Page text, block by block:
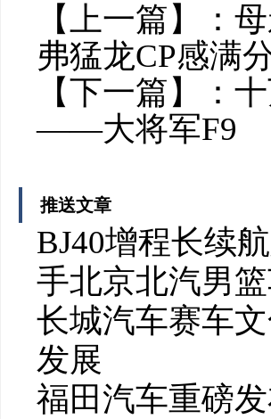
【上一篇】：
弗猛龙CP感满
【下一篇】：
——大将军F9
推送文章
BJ40增程长续
手北京北汽男
长城汽车赛车
发展
福田汽车重磅